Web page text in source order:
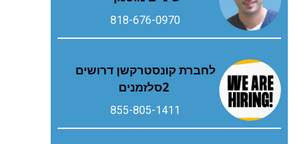
818-676-0970
‬2‭ ‬סלזמנים
855-805-1411